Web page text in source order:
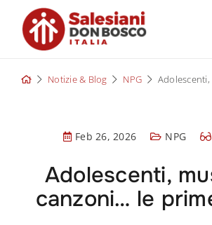
content
Notizie & Blog NPG
Feb 26, 2026 NPG
Adolescenti,
canzoni… le